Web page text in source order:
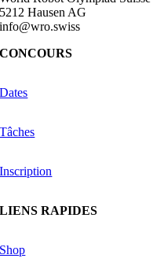
5212 Hausen AG
info@wro.swiss
CONCOURS
Dates
Tâches
Inscription
LIENS RAPIDES
Shop